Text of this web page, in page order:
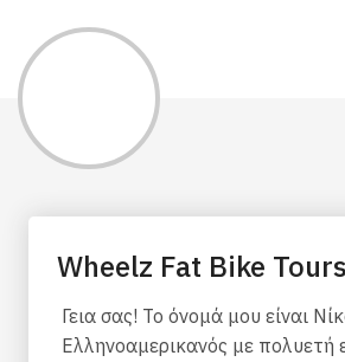
Wheelz Fat Bike Tours
Γεια σας! Το όνομά μου είναι
Ελληνοαμερικανός με πολυετή